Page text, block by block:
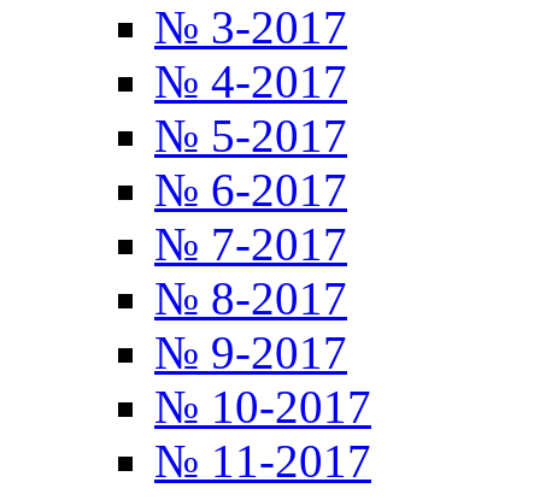
№ 3-2017
№ 4-2017
№ 5-2017
№ 6-2017
№ 7-2017
№ 8-2017
№ 9-2017
№ 10-2017
№ 11-2017